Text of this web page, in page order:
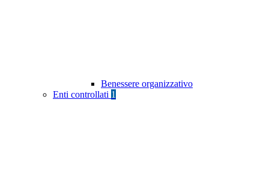
Benessere organizzativo
Enti controllati 1